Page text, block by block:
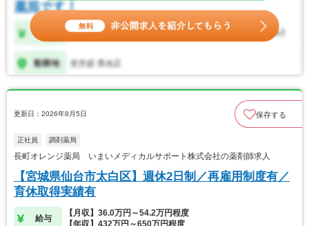
更新日：2026年8月5日 保存する
正社員 調剤薬局
長町オレンジ薬局 いまいメディカルサポート株式会社の薬剤師求人
【宮城県仙台市太白区】週休2日制／再雇用制度有／
育休取得実績有
給与
【月収】36.0万円～54.2万円程度
【年収】432万円～650万円程度